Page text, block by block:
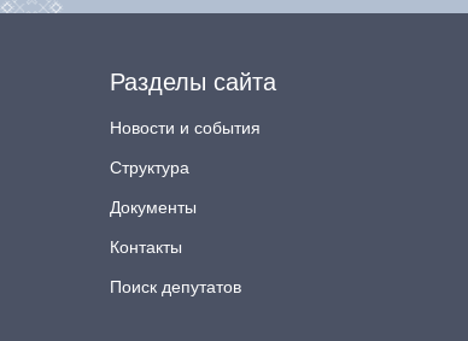
Разделы сайта
Новости и события
Структура
Документы
Контакты
Поиск депутатов